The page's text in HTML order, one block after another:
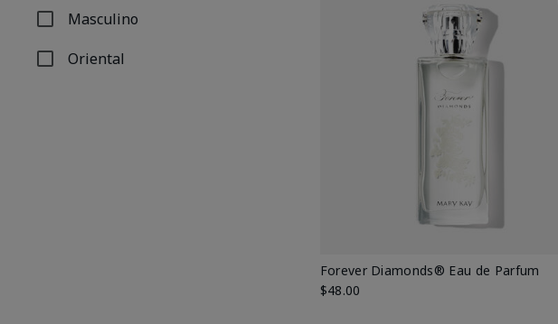
Masculino
Refinar por Aroma: Masculino
Oriental
Refinar por Aroma: Oriental
Forever Diamonds® Eau de Parfum
$48.00